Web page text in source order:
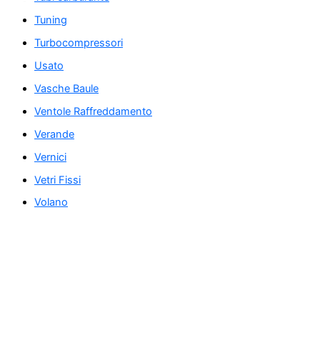
Tuning
Turbocompressori
Usato
Vasche Baule
Ventole Raffreddamento
Verande
Vernici
Vetri Fissi
Volano